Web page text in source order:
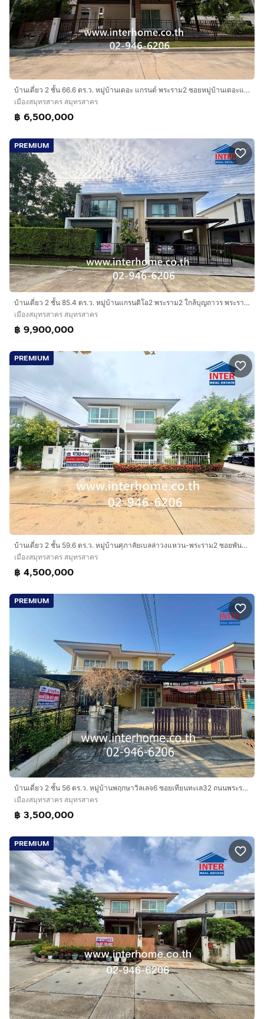
บ้านเดี่ยว 2 ชั้น 66.6 ตร.ว. หมู่บ้านเดอะ แกรนด์ พระราม2 ซอยหมู่บ้านเดอะแกรนด์ พระราม2 ถนนพระราม2 เมืองสมุทรสาคร สมุทรสาคร
เมืองสมุทรสาคร สมุทรสาคร
฿ 6,500,000
PREMIUM
บ้านเดี่ยว 2 ชั้น 85.4 ตร.ว. หมู่บ้านแกรนดิโอ2 พระราม2 ใกล้บุญถาวร พระราม2 ถนนพระราม2 เมืองสมุทรสาคร สมุทรสาคร
เมืองสมุทรสาคร สมุทรสาคร
฿ 9,900,000
PREMIUM
บ้านเดี่ยว 2 ชั้น 59.6 ตร.ว. หมู่บ้านศุภาลัยเบลล่าวงแหวน-พระราม2 ซอยพันท้ายนรสิงห์ ถนนพระราม2 ถนนแสมดำ เมืองสมุทรสาคร สมุทรสาคร
เมืองสมุทรสาคร สมุทรสาคร
฿ 4,500,000
PREMIUM
บ้านเดี่ยว 2 ชั้น 56 ตร.ว. หมู่บ้านพฤกษาวิลเลจ6 ซอยเทียนทะเล32 ถนนพระราม2 ถนนบางขุนเทียน เมืองสมุทรสาคร สมุทรสาคร
เมืองสมุทรสาคร สมุทรสาคร
฿ 3,500,000
PREMIUM